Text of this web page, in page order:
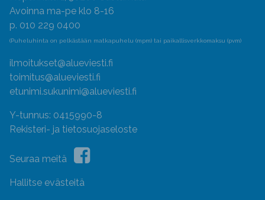
Avoinna ma-pe klo 8-16
p. 010 229 0400
(Puheluhinta on pelkästään matkapuhelu (mpm) tai paikallisverkkomaksu (pvm)
ilmoitukset@alueviesti.fi
toimitus@alueviesti.fi
etunimi.sukunimi@alueviesti.fi
Y-tunnus: 0415990-8
Rekisteri- ja tietosuojaseloste
Seuraa meitä
Hallitse evästeitä